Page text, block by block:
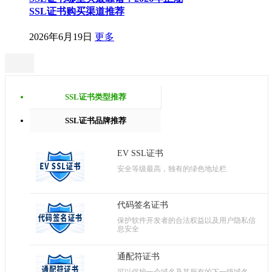
SSL证书购买渠道推荐
2026年6月19日 更多
SSL证书类型推荐
SSL证书品牌推荐
EV SSL证书
安全等级最高，独有的绿色地址栏
代码签名证书
保护软件开发者的合法权益以及用户隐私信
息安全
通配符证书